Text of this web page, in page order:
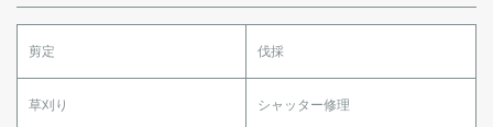
剪定 伐採
草刈り シャッター修理